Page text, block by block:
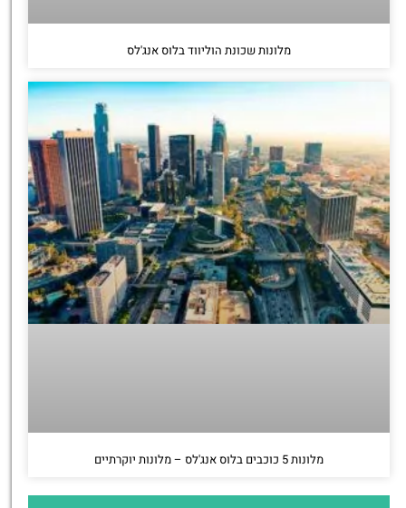
מלונות שכונת הוליווד בלוס אנג'לס
מלונות 5 כוכבים בלוס אנג'לס – מלונות יוקרתיים